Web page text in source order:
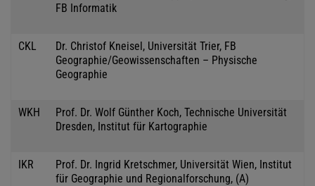
FB Informatik
CKL
Dr. Christof Kneisel, Universität Trier, FB
Geographie/Geowissenschaften – Physische
Geographie
WKH
Prof. Dr. Wolf Günther Koch, Technische Universität
Dresden, Institut für Kartographie
IKR
Prof. Dr. Ingrid Kretschmer, Universität Wien, Institut
für Geographie und Regionalforschung, (A)